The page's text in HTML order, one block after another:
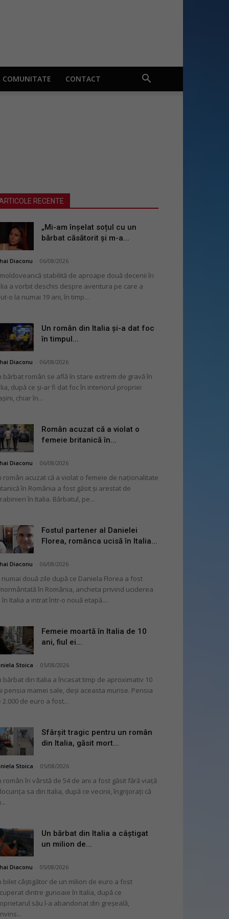
COMUNITATE CONTACT
RECENTE
„Mi-am înșelat soțul cu un
bărbat căsătorit și m-a...
Diaconu 06/08/2026
stabilită de aproape două decenii în
a vorbit deschis despre aventura pe care a
o la numai 19 ani, în timp...
Un român din Italia și-a dat foc
în timpul...
Diaconu 06/08/2026
bărbat român se află în stare extrem de gravă în
după ce și-ar fi dat foc în interiorul propriei
chiar în...
Român acuzat că a violat o
femeie britanică în...
Diaconu 06/08/2026
român acuzat că a violat o femeie de naționalitate
în România a fost găsit și arestat de
în Italia. Bărbatul, pe...
Fostul partener al Danielei
Florea, românca ucisă în Italia...
Diaconu 06/08/2026
numai două zile după ce Daniela Florea a fost
în România, ancheta privind uciderea
în Italia a intrat într-o nouă etapă....
Femeie moartă în Italia de 10
ani, fiul ei...
Stoica 05/08/2026
bărbat din Italia a încasat timp de aproximativ 10
pensia mamei sale, deși aceasta murise. Pensia
2.000 de euro a fost...
Sfârșit tragic pentru un român
din Italia, găsit mort...
Stoica 05/08/2026
român în vârstă de 54 de ani a fost găsit fără viață
sa din Italia, după ce vecinii, îngrijorați că
Un bărbat din Italia a câștigat
un milion de...
Diaconu 05/08/2026
bilet câștigător de un milion de euro a fost
dintre gunoaie în Italia, după ce
său l-a abandonat din greșeală,